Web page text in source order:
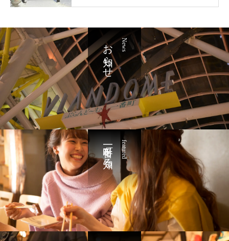
News
お知らせ
featured
一番町を知る